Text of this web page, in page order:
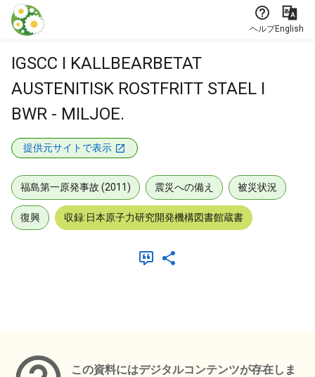
本文に飛ぶ
ヘルプEnglish
IGSCC I KALLBEARBETAT
AUSTENITISK ROSTFRITT STAEL I
BWR - MILJOE.
提供元サイトで表示
福島第一原発事故 (2011) 震災への備え 被災状況
復興 収録:日本原子力研究開発機構図書館蔵書
この資料にはデジタルコンテンツが存在しま